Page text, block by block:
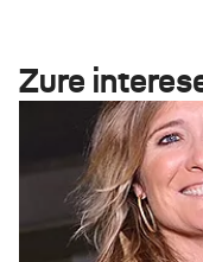
Zure